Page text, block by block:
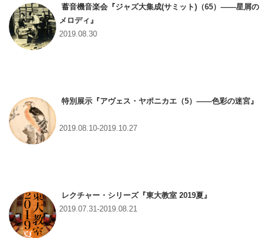
蓄音機音楽会『ジャズ大集成(サミット)（65）――星屑の
メロディ』
2019.08.30
特別展示『アヴェス・ヤポニカエ（5）――色彩の迷宮』
2019.08.10-2019.10.27
レクチャー・シリーズ『東大教室 2019夏』
2019.07.31-2019.08.21